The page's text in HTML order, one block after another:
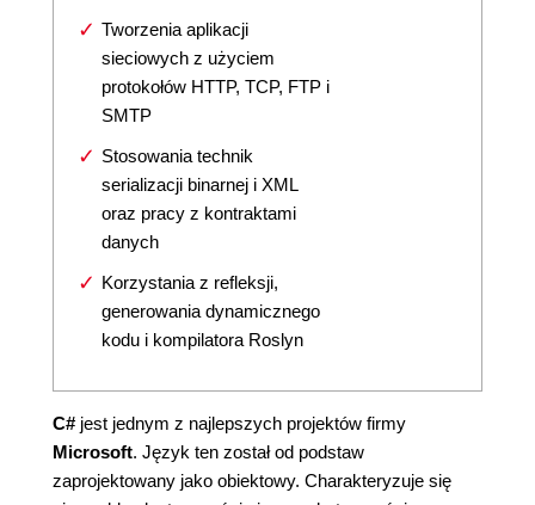
Tworzenia aplikacji
sieciowych z użyciem
protokołów HTTP, TCP, FTP i
SMTP
Stosowania technik
serializacji binarnej i XML
oraz pracy z kontraktami
danych
Korzystania z refleksji,
generowania dynamicznego
kodu i kompilatora Roslyn
C#jest jednym z najlepszych projektów firmy
Microsoft. Język ten został od podstaw
zaprojektowany jako obiektowy. Charakteryzuje się